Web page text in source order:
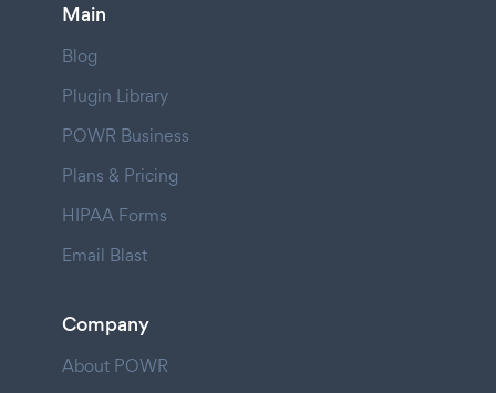
Main
Blog
Plugin Library
POWR Business
Plans & Pricing
HIPAA Forms
Email Blast
Company
About POWR